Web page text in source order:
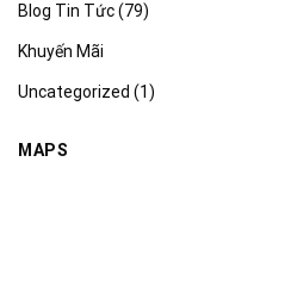
Blog Tin Tức(79)
Khuyến Mãi
Uncategorized (1)
MAPS